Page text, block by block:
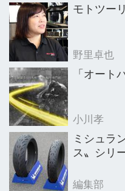
モトツー
野里卓也
「オート
小川孝
ミシュラ
ス〟シリ
編集部